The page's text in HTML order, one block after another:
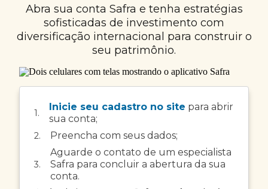
Abra sua conta Safra e tenha estratégias
sofisticadas de investimento com
diversificação internacional para construir o
seu patrimônio.
1.
Inicie seu cadastro no site para abrir
sua conta;
2. Preencha com seus dados;
3.
Aguarde o contato de um especialista
Safra para concluir a abertura da sua
conta.